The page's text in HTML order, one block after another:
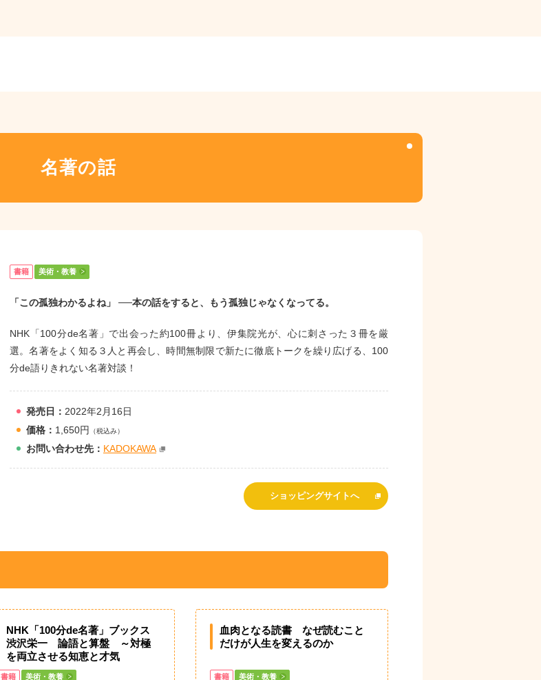
名著の話
書籍 美術・教養
「この孤独わかるよね」 ──本の話をすると、もう孤独じゃなくなってる。
NHK「100分de名著」で出会った約100冊より、伊集院光が、心に刺さった３冊を厳
選。名著をよく知る３人と再会し、時間無制限で新たに徹底トークを繰り広げる、100
分de語りきれない名著対談！
発売日： 2022年2月16日
価格： 1,650円 （税込み）
お問い合わせ先： KADOKAWA
ショッピングサイトへ
NHK「100分de名著」ブックス
渋沢栄一 論語と算盤 ～対極
を両立させる知恵と才気
書籍 美術・教養
血肉となる読書 なぜ読むこと
だけが人生を変えるのか
書籍 美術・教養